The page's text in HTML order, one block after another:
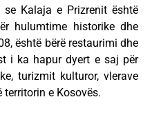
Kalaja e Prizrenit është
hulumtime historike dhe
është bërë restaurimi dhe
i ka hapur dyert e saj për
turizmit kulturor, vlerave
territorin e Kosovës.